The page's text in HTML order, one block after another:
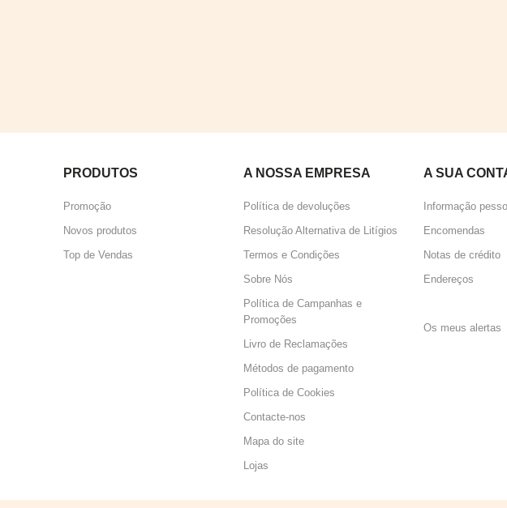
PRODUTOS
Promoção
Novos produtos
Top de Vendas
A NOSSA EMPRESA
Política de devoluções
Resolução Alternativa de Litígios
Termos e Condições
Sobre Nós
Política de Campanhas e
Promoções
Livro de Reclamações
Métodos de pagamento
Política de Cookies
Contacte-nos
Mapa do site
Lojas
A SUA
Informação
Encomendas
Notas de crédito
Endereços
Os meus alertas